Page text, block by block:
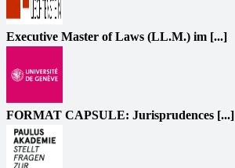
Executive Master of Laws (LL.M.) im [...]
FORMAT CAPSULE: Jurisprudences [...]